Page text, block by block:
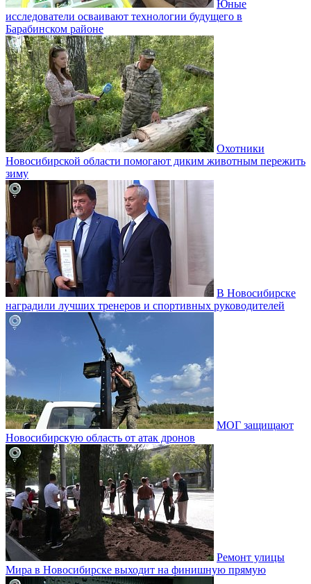
Юные
исследователи осваивают технологии будущего в
Барабинском районе
Охотники
Новосибирской области помогают диким животным пережить
зиму
В Новосибирске
наградили лучших тренеров и спортивных руководителей
МОГ защищают
Новосибирскую область от атак дронов
Ремонт улицы
Мира в Новосибирске выходит на финишную прямую